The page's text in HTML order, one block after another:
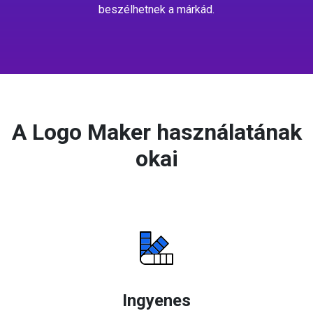
beszélhetnek a márkád.
A Logo Maker használatának
okai
Ingyenes